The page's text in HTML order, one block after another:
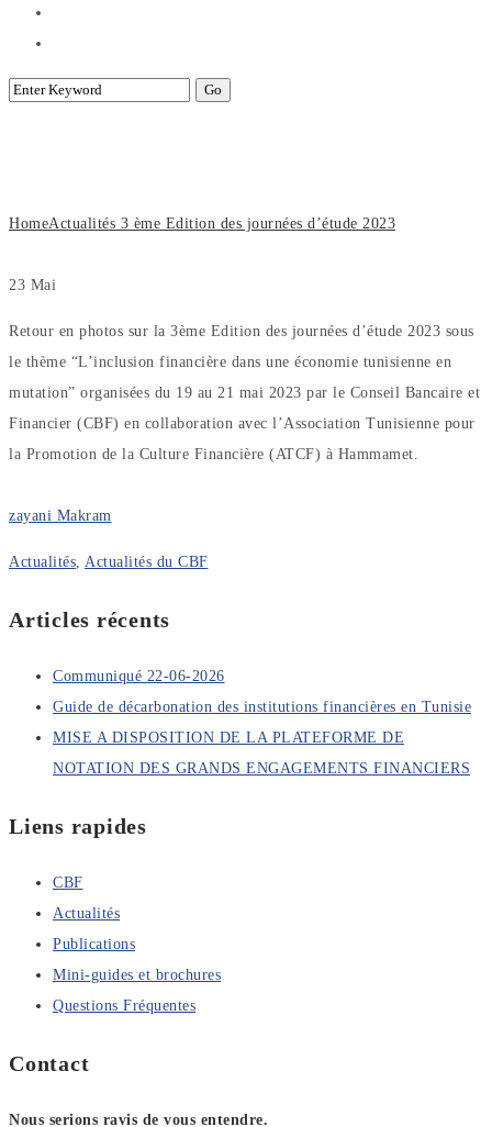
HomeActualités 3 ème Edition des journées d’étude 2023
23 Mai
Retour en photos sur la 3ème Edition des journées d’étude 2023 sous
le thème “L’inclusion financière dans une économie tunisienne en
mutation” organisées du 19 au 21 mai 2023 par le Conseil Bancaire et
Financier (CBF) en collaboration avec l’Association Tunisienne pour
la Promotion de la Culture Financière (ATCF) à Hammamet.
zayani Makram
Actualités Actualités du CBF
Articles récents
Communiqué 22-06-2026
Guide de décarbonation des institutions financières en Tunisie
MISE A DISPOSITION DE LA PLATEFORME DE
NOTATION DES GRANDS ENGAGEMENTS FINANCIERS
Liens rapides
CBF
Actualités
Publications
Mini-guides et brochures
Questions Fréquentes
Contact
Nous serions ravis de vous entendre.